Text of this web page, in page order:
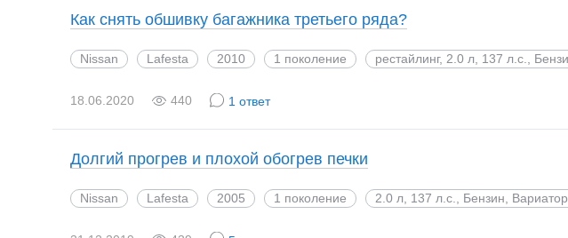
Как снять обшивку багажника третьего ряда?
Nissan Lafesta 2010 1 поколение рестайлинг, 2.0 л, 137 л.с.,
18.06.2020 440 1 ответ
Долгий прогрев и плохой обогрев печки
Nissan Lafesta 2005 1 поколение 2.0 л, 137 л.с., Бензин, Вариатор